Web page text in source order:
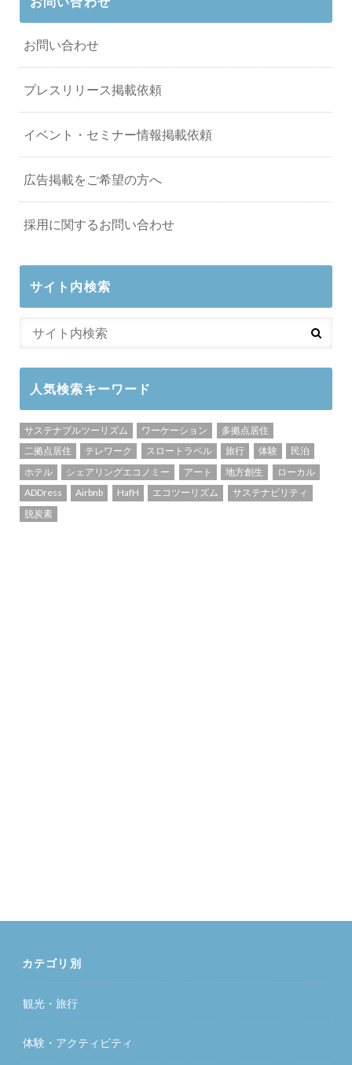
お問い合わせ
プレスリリース掲載依頼
イベント・セミナー情報掲載依頼
広告掲載をご希望の方へ
採用に関するお問い合わせ
サイト内検索
人気検索キーワード
サステナブルツーリズム ワーケーション
多拠点居住
二拠点居住
テレワーク スロートラベル 旅行 体験
民泊
ホテル
シェアリングエコノミー アート 地方創生
ローカル
ADDress
Airbnb HafH エコツーリズム
サステナビリティ
脱炭素
カテゴリ別
観光・旅行
体験・アクティビティ